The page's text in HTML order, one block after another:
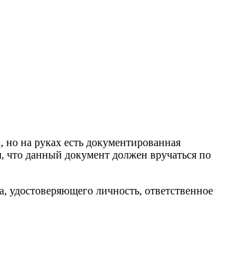
на руках есть документированная
что данный документ должен вручаться по
удостоверяющего личность, ответственное